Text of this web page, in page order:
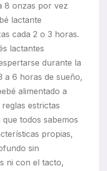
8 onzas por vez
lactante
cada 2 o 3 horas.
lactantes
durante la
a 6 horas de sueño,
alimentado a
estrictas
todos sabemos
propias,
sin
ni con el tacto,